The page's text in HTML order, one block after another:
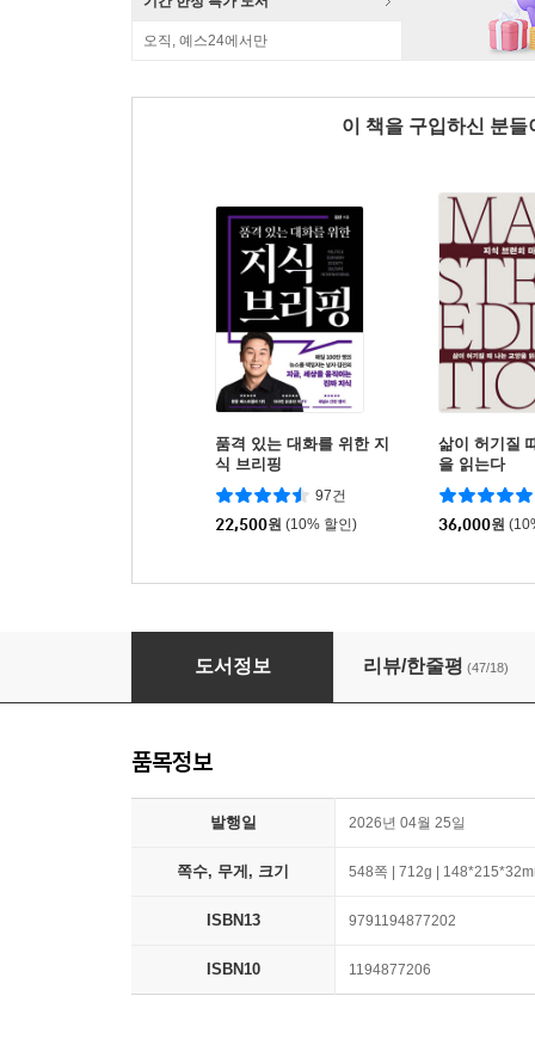
오직, 예스24에서만
이 책을 구입하신 분
품격 있는 대화를 위한 지
식 브리핑
97건
22,500원 (10% 할인)
삶이 허기질
을 읽는다
36,000원
내 인생의 배경지식 한 권 교양
도서정보 리뷰/한줄평 (47/18)
품목정보
발행일 2026년 04월 25일
쪽수, 무게, 크기 548쪽 | 712g |
ISBN13 9791194877202
ISBN10 1194877206